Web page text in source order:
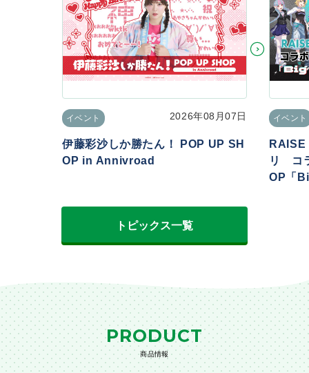
イベント 2026年08月07日
伊藤彩沙しか勝たん！ POP UP SH
OP in Annivroad
イベント
RAISE
リ コ
OP「
トピックス一覧
PRODUCT
商品情報